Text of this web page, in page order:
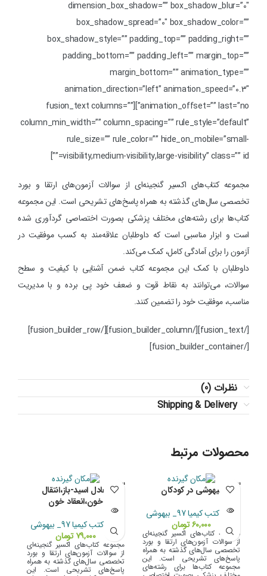
dimension_box_shadow=”” box_shadow_blur=”0″
box_shadow_spread=”0″ box_shadow_color=””
box_shadow_style=”” padding_top=”” padding_right=””
padding_bottom=”” padding_left=”” margin_top=””
margin_bottom=”” animation_type=””
animation_direction=”left” animation_speed=”0.3″
animation_offset=”” last=”no”][fusion_text columns=””
column_min_width=”” column_spacing=”” rule_style=”default”
rule_size=”” rule_color=”” hide_on_mobile=”small-
visibility,medium-visibility,large-visibility” class=”” id=””]
مجموعه کتاب‌های اکسیر گنجینه‌ای از سوالات آزمون‌های ارتقا و بورد
تخصصی سال‌های گذشته به همراه پاسخ‌های تشریحی است. این مجموعه
کتاب‌ها برای رشته‌های مختلف پزشکی بصورت اختصاصی گردآوری شده
است و ابزار مناسبی است که داوطلبان علاقه‌مند به کسب موفقیت در
آزمون را برای آمادگی کامل، کمک می‌کند.
داوطلبان با کمک این مجموعه کتاب ضمن آشنایی با کیفیت و سطح
سوالات، می‌توانند به نقاط قوت و ضعف خود پی برده و با مدیریت
مناسب، موفقیت خود را تضمین کنند.
[/fusion_text][/fusion_builder_column][/fusion_builder_row]
[/fusion_builder_container]
نظرات (0)
Shipping & Delivery
محصولات مرتبط
اتمام مو
جودی
بیهوشی در کودکان
سری کتب کیمیا 97_ بیهوشی
۶۰,۰۰۰تومان
مجموعه کتاب‌های اکسیر گنجینه‌ای
از سوالات آزمون‌های ارتقا و بورد
تخصصی سال‌های گذشته به همراه
پاسخ‌های تشریحی است. این
مجموعه کتاب‌ها برای رشته‌های
اتمام مو
جودی
تعادل اسید-باز،انتقال
خون،انعقاد خون
سری کتب کیمیا 97_ بیهوشی
۷۹,۰۰۰ تومان
مجموعه کتاب‌های اکسیر گنجینه‌ای
از سوالات آزمون‌های ارتقا و بورد
تخصصی سال‌های گذشته به همراه
پاسخ‌های تشریحی است. این